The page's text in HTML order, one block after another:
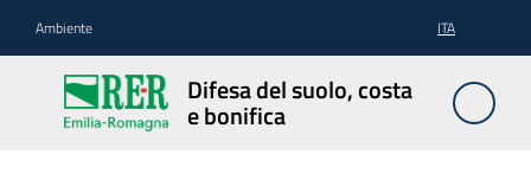
Ambiente ITA
Difesa del suolo, costa
e bonifica
Difesa
del
suolo,